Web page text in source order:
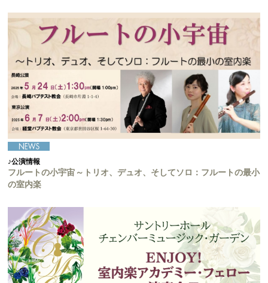
♪公演情報
フルートの小宇宙～トリオ、デュオ、そしてソロ：フルートの最小
の室内楽